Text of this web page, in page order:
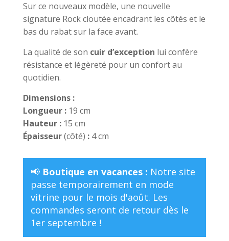
Sur ce nouveaux modèle, une nouvelle
signature Rock cloutée encadrant les côtés et le
bas du rabat sur la face avant.
La qualité de son cuir d’exception lui confère
résistance et légèreté pour un confort au
quotidien.
Dimensions :
Longueur :19 cm
Hauteur :15 cm
Épaisseur(côté) :4 cm
📢 Boutique en vacances : Notre site
passe temporairement en mode
vitrine pour le mois d'août. Les
commandes seront de retour dès le
1er septembre !